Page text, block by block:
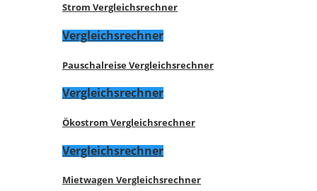
Strom Vergleichsrechner
Vergleichsrechner
Pauschalreise Vergleichsrechner
Vergleichsrechner
Ökostrom Vergleichsrechner
Vergleichsrechner
Mietwagen Vergleichsrechner